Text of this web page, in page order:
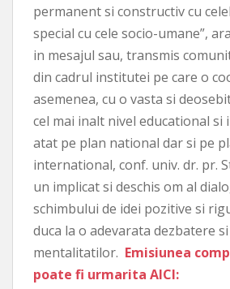
permanent si constructiv cu
special cu cele socio-umane”,
in mesajul sau, transmis
din cadrul institutei pe care o
asemenea, cu o vasta si
cel mai inalt nivel educational
atat pe plan national dar si pe
international, conf. univ. dr. pr.
un implicat si deschis om al
schimbului de idei pozitive si
duca la o adevarata dezbatere
mentalitatilor. Emisiunea
poate fi urmarita AICI: